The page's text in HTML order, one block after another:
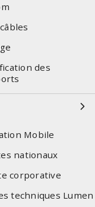
des
Mobile
nationaux
corporative
techniques Lumen